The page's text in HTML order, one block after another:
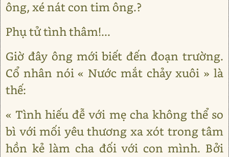
ông, xé nát con tim ông.?
Phụ tử tình thâm!...
Giờ đây ông mới biết đến đoạn trường.
Cổ nhân nói « Nước mắt chảy xuôi » là
thế:
« Tình hiếu đễ với mẹ cha không thể so
bì với mối yêu thương xa xót trong tâm
hồn kẻ làm cha đối với con mình. Bởi